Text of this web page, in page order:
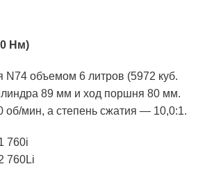
Нм)
N74 объемом 6 литров (5972 куб.
89 мм и ход поршня 80 мм.
об/мин, а степень сжатия — 10,0:1.
760i
760Li